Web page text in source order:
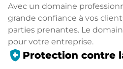
Avec un domaine
grande confiance à vos
parties prenantes. Le
pour votre entreprise.
health_and_safety Protection contre